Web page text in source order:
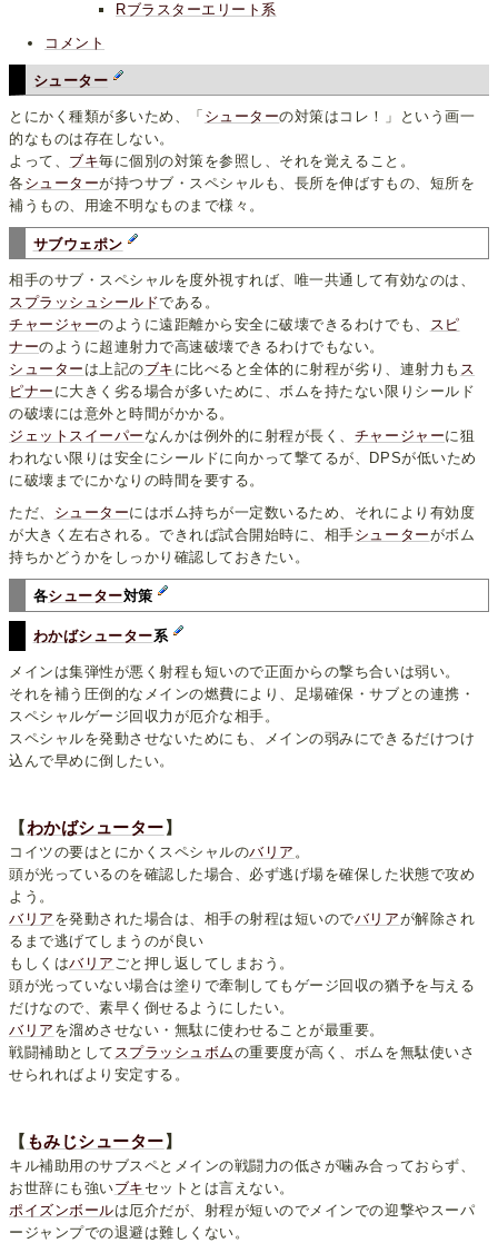
Rブラスターエリート系
コメント
シューター
とにかく種類が多いため、「 シューターの対策はコレ！」という画一
的なものは存在しない。
よって、 ブキ毎に個別の対策を参照し、それを覚えること。
各 シューターが持つサブ・スペシャルも、長所を伸ばすもの、短所を
補うもの、用途不明なものまで様々。
サブウェポン
相手のサブ・スペシャルを度外視すれば、唯一共通して有効なのは、
スプラッシュシールドである。
チャージャーのように遠距離から安全に破壊できるわけでも、 スピ
ナーのように超連射力で高速破壊できるわけでもない。
シューター は上記のブキ に比べると全体的に射程が劣り、連射力も ス
ピナー に大きく劣る場合が多いために、ボムを持たない限りシールド
の破壊には意外と時間がかかる。
ジェットスイーパー なんかは例外的に射程が長く、 チャージャーに狙
われない限りは安全にシールドに向かって撃てるが、DPSが低いため
に破壊までにかなりの時間を要する。
ただ、 シューターにはボム持ちが一定数いるため、それにより有効度
が大きく左右される。できれば試合開始時に、相手シューターがボム
持ちかどうかをしっかり確認しておきたい。
各シューター対策
わかばシューター系
メインは集弾性が悪く射程も短いので正面からの撃ち合いは弱い。
それを補う圧倒的なメインの燃費により、足場確保・サブとの連携・
スペシャルゲージ回収力が厄介な相手。
スペシャルを発動させないためにも、メインの弱みにできるだけつけ
込んで早めに倒したい。
【わかばシューター】
コイツの要はとにかくスペシャルのバリア 。
頭が光っているのを確認した場合、必ず逃げ場を確保した状態で攻め
よう。
バリア を発動された場合は、相手の射程は短いのでバリアが解除され
るまで逃げてしまうのが良い
もしくはバリア ごと押し返してしまおう。
頭が光っていない場合は塗りで牽制してもゲージ回収の猶予を与える
だけなので、素早く倒せるようにしたい。
バリア を溜めさせない・無駄に使わせることが最重要。
戦闘補助として スプラッシュボムの重要度が高く、ボムを無駄使いさ
せられればより安定する。
【 もみじシューター】
キル補助用のサブスペとメインの戦闘力の低さが噛み合っておらず、
お世辞にも強いブキ セットとは言えない。
ポイズンボールは厄介だが、射程が短いのでメインでの迎撃やスーパ
ージャンプでの退避は難しくない。